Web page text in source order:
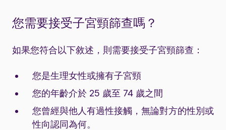
您需要接受子宮頸篩查嗎？
如果您符合以下敘述，則需要接受子宮頸篩查：
您是生理女性或擁有子宮頸
您的年齡介於 25 歲至 74 歲之間
您曾經與他人有過性接觸，無論對方的性別或
性向認同為何。